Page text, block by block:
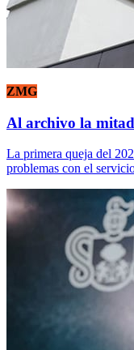
ZMG
Al archivo la
La primera queja del
problemas con el